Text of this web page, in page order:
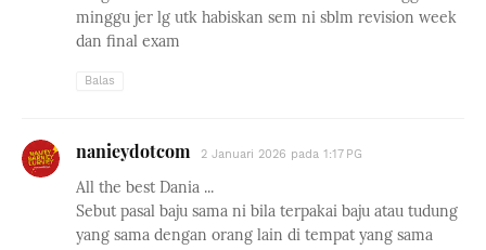
minggu jer lg utk habiskan sem ni sblm revision week
dan final exam
Balas
nanieydotcom 2 Januari 2026 pada 1:17 PG
All the best Dania ...
Sebut pasal baju sama ni bila terpakai baju atau tudung
yang sama dengan orang lain di tempat yang sama